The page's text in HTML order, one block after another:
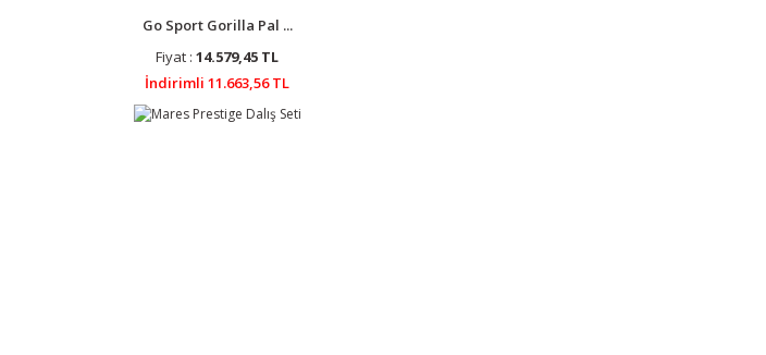
Go Sport Gorilla Pal ...
Fiyat : 14.579,45 TL
İndirimli 11.663,56 TL